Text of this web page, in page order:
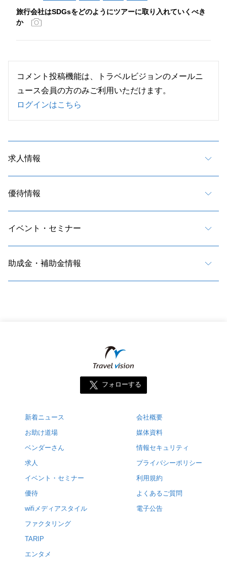
旅行会社はSDGsをどのようにツアーに取り入れていくべき
か
コメント投稿機能は、トラベルビジョンのメールニ
ュース会員の方のみご利用いただけます。
ログインはこちら
求人情報
優待情報
イベント・セミナー
助成金・補助金情報
フォローする
新着ニュース
お助け道場
ベンダーさん
求人
イベント・セミナー
優待
wifiメディアスタイル
ファクタリング
TARIP
エンタメ
会社概要
媒体資料
情報セキュリティ
プライバシーポリシー
利用規約
よくあるご質問
電子公告